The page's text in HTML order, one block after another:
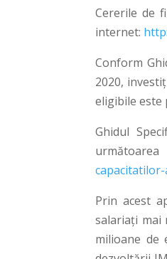
Cererile de
internet:
Conform
2020,
eligibile este
Ghidul
Prin acest
salariaţi mai
milioane de